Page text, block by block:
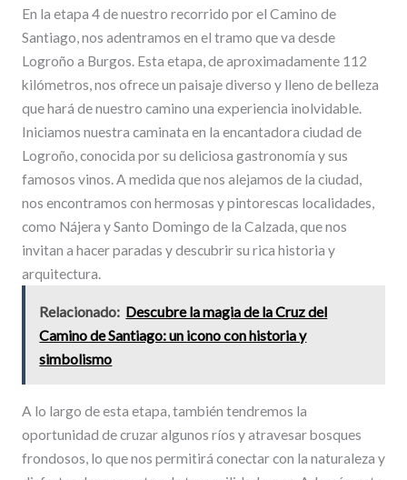
En la etapa 4 de nuestro recorrido por el Camino de
Santiago, nos adentramos en el tramo que va desde
Logroño a Burgos. Esta etapa, de aproximadamente 112
kilómetros, nos ofrece un paisaje diverso y lleno de belleza
que hará de nuestro camino una experiencia inolvidable.
Iniciamos nuestra caminata en la encantadora ciudad de
Logroño, conocida por su deliciosa gastronomía y sus
famosos vinos. A medida que nos alejamos de la ciudad,
nos encontramos con hermosas y pintorescas localidades,
como Nájera y Santo Domingo de la Calzada, que nos
invitan a hacer paradas y descubrir su rica historia y
arquitectura.
Relacionado: Descubre la magia de la Cruz del
Camino de Santiago: un icono con historia y
simbolismo
A lo largo de esta etapa, también tendremos la
oportunidad de cruzar algunos ríos y atravesar bosques
frondosos, lo que nos permitirá conectar con la naturaleza y